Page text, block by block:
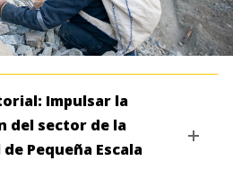
Impulsar la
del sector de la
Pequeña Escala